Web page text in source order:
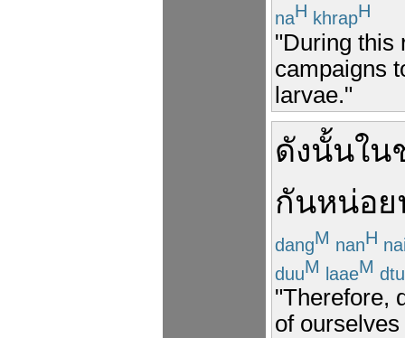
naH khrapH
"During this
campaigns
larvae."
ดังนั้นใน
กันหน่อย
dangM nanH
duuM laaeM
"Therefore,
of